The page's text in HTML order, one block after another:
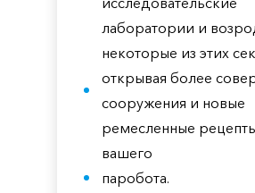
лаборатории и
некоторые из этих
открывая более
сооружения и новые
ремесленные
вашего
паробота.